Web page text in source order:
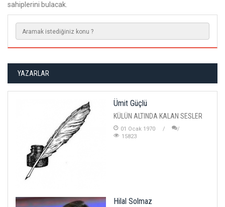
sahiplerini bulacak.
YAZARLAR
Ümit Güçlü
KÜLÜN ALTINDA KALAN SESLER
01 Ocak 1970
15823
Hilal Solmaz